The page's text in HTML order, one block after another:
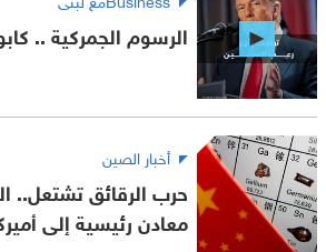
الرسوم الجمركية ..
أخبار الصين
حرب الرقائق تشتعل..
معادن رئيسية إلى